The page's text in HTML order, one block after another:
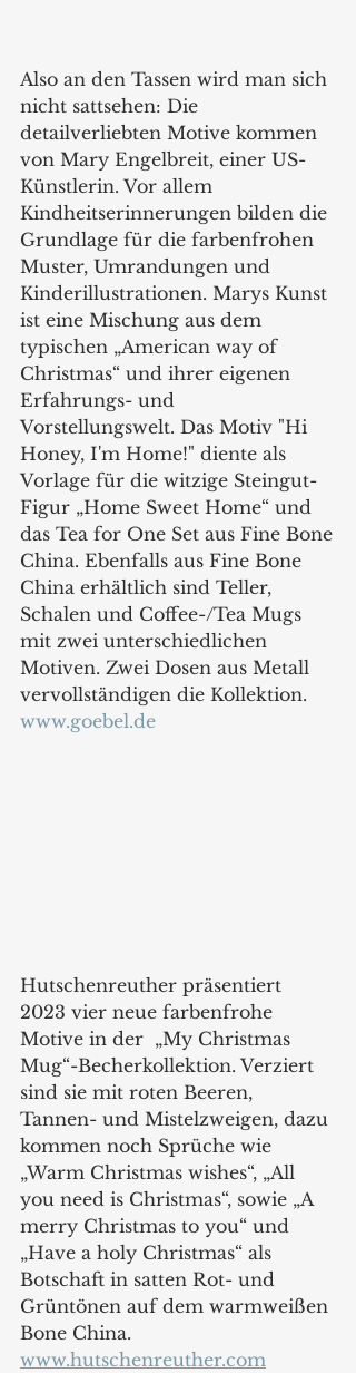
Also an den Tassen wird man sich
nicht sattsehen: Die
detailverliebten Motive kommen
von Mary Engelbreit, einer US-
Künstlerin. Vor allem
Kindheitserinnerungen bilden die
Grundlage für die farbenfrohen
Muster, Umrandungen und
Kinderillustrationen. Marys Kunst
ist eine Mischung aus dem
typischen „American way of
Christmas“ und ihrer eigenen
Erfahrungs- und
Vorstellungswelt. Das Motiv "Hi
Honey, I'm Home!" diente als
Vorlage für die witzige Steingut-
Figur „Home Sweet Home“ und
das Tea for One Set aus Fine Bone
China. Ebenfalls aus Fine Bone
China erhältlich sind Teller,
Schalen und Coffee-/Tea Mugs
mit zwei unterschiedlichen
Motiven. Zwei Dosen aus Metall
vervollständigen die Kollektion.
www.goebel.de
Hutschenreuther präsentiert
2023 vier neue farbenfrohe
Motive in der  „My Christmas
Mug“-Becherkollektion. Verziert
sind sie mit roten Beeren,
Tannen- und Mistelzweigen, dazu
kommen noch Sprüche wie
„Warm Christmas wishes“, „All
you need is Christmas“, sowie „A
merry Christmas to you“ und
„Have a holy Christmas“ als
Botschaft in satten Rot- und
Grüntönen auf dem warmweißen
Bone China.
www.hutschenreuther.com